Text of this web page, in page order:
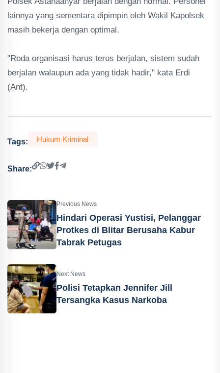
lainnya yang sementara dipimpin oleh Wakil Kapolsek
masih bekerja dengan optimal.
"Roda organisasi harus terus berjalan, sistem sudah
berjalan walaupun ada yang tidak hadir," kata Erdi
(Ant).
Tags: Hukum Kriminal
Share:
Previous News
Hindari Operasi Yustisi, Pelanggar
Protkes di Blitar Berusaha Kabur
Tabrak Petugas
Next News
Polisi Tetapkan Jennifer Jill
Tersangka Kasus Narkoba